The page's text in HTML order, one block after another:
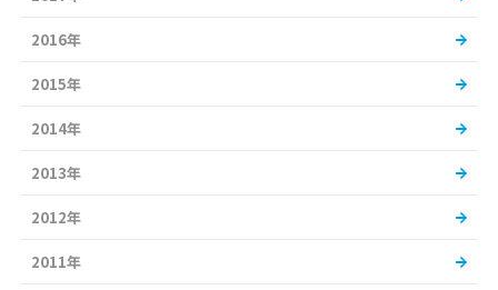
2016年
2015年
2014年
2013年
2012年
2011年